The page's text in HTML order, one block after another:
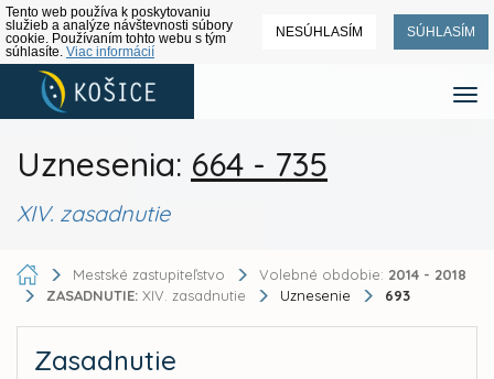
Tento web používa k poskytovaniu
služieb a analýze návštevnosti súbory
cookie. Používaním tohto webu s tým
súhlasíte. Viac informácií
NESÚHLASÍM SÚHLASÍM
Uznesenia: 664 - 735
XIV. zasadnutie
Mestské zastupiteľstvo Volebné obdobie: 2014 - 2018
ZASADNUTIE: XIV. zasadnutie Uznesenie 693
Zasadnutie